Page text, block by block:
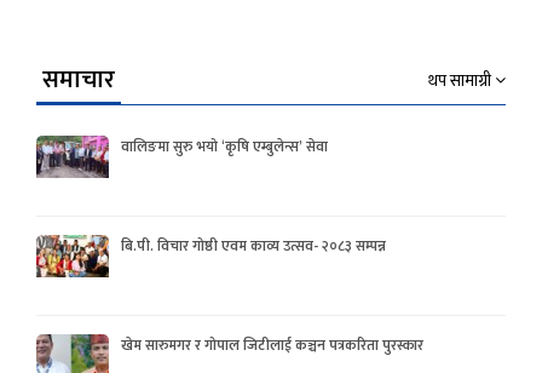
समाचार थप सामाग्री
वालिङमा सुरु भयो ‘कृषि एम्बुलेन्स’ सेवा
बि.पी. विचार गोष्ठी एवम काव्य उत्सव- २०८३ सम्पन्न
खेम सारुमगर र गोपाल जिटीलाई कञ्चन पत्रकरिता पुरस्कार